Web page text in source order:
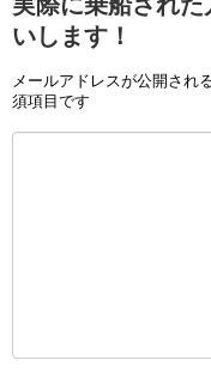
いします！
メールアドレスが公開され
須項目です